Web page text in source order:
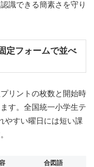
識できる簡素さを守り
定フォームで並べ
リントの枚数と開始時
す。全国統一小学生テ
やすい曜日には短い課
合図語